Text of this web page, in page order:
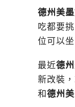
德州美
吃都要
位可以坐
最近德
新改裝
和 德州